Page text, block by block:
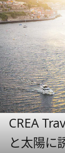
CREA
と太陽に